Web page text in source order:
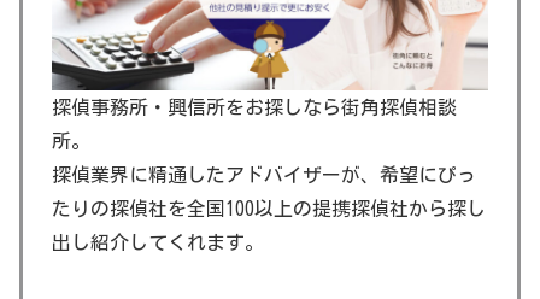
探偵事務所・興信所をお探しなら街角探偵相談
所。
探偵業界に精通したアドバイザーが、希望にぴっ
たりの探偵社を全国100以上の提携探偵社から探し
出し紹介してくれます。